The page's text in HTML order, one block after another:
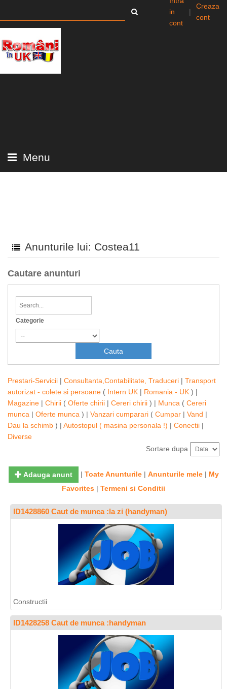
in
cont
|
Creaza
cont
Menu
Anunturile lui: Costea11
Cautare anunturi
Categorie
Prestari-Servicii | Consultanta,Contabilitate, Traduceri | Transport
autorizat - colete si persoane ( Intern UK | Romania - UK ) |
Magazine | Chirii ( Oferte chirii | Cereri chirii ) | Munca ( Cereri
munca | Oferte munca ) | Vanzari cumparari ( Cumpar | Vand |
Dau la schimb ) | Autostopul ( masina personala !) | Conectii |
Diverse
Sortare dupa
Adauga anunt | Toate Anunturile| Anunturile mele| My
Favorites | Termeni si Conditii
ID1428860 Caut de munca :la zi (handyman)
Constructii
ID1428258 Caut de munca :handyman